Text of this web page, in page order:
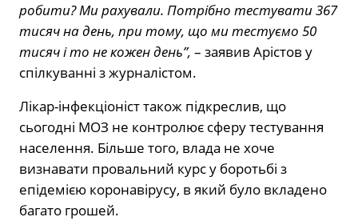
робити? Ми рахували. Потрібно тестувати 367
тисяч на день, при тому, що ми тестуємо 50
тисяч і то не кожен день”, – заявив Арістов у
спілкуванні з журналістом.
Лікар-інфекціоніст також підкреслив, що
сьогодні МОЗ не контролює сферу тестування
населення. Більше того, влада не хоче
визнавати провальний курс у боротьбі з
епідемією коронавірусу, в який було вкладено
багато грошей.